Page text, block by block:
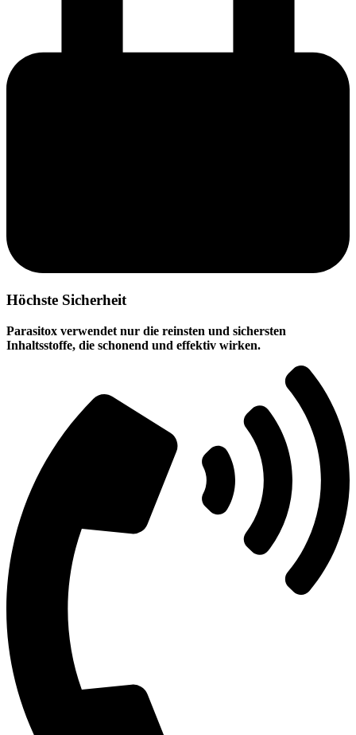
Höchste Sicherheit
Parasitox verwendet nur die reinsten und sichersten
Inhaltsstoffe, die schonend und effektiv wirken.